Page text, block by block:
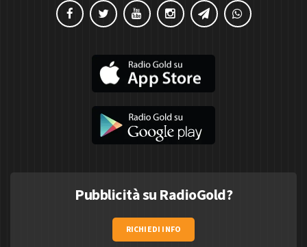
Pubblicità su RadioGold?
RICHIEDI INFO